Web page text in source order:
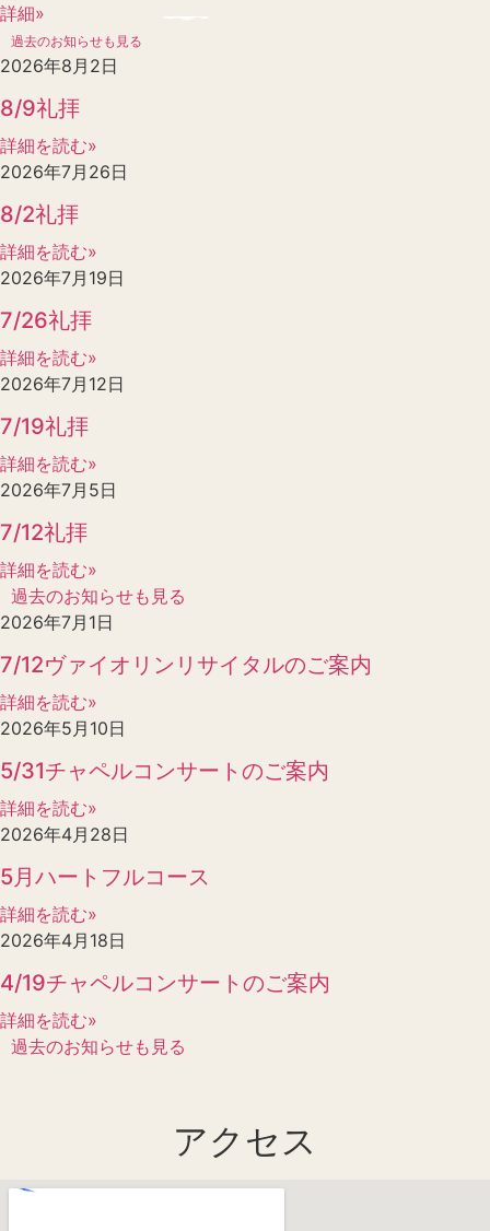
詳細»
過去のお知らせも見る
2026年8月2日
8/9礼拝
詳細を読む»
2026年7月26日
8/2礼拝
詳細を読む»
2026年7月19日
7/26礼拝
詳細を読む»
2026年7月12日
7/19礼拝
詳細を読む»
2026年7月5日
7/12礼拝
詳細を読む»
過去のお知らせも見る
2026年7月1日
7/12ヴァイオリンリサイタルのご案内
詳細を読む»
2026年5月10日
5/31チャペルコンサートのご案内
詳細を読む»
2026年4月28日
5月ハートフルコース
詳細を読む»
2026年4月18日
4/19チャペルコンサートのご案内
詳細を読む»
過去のお知らせも見る
アクセス